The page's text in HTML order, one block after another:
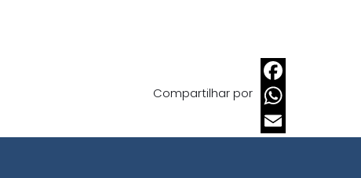
Compartilhar por
Facebook
WhatsApp